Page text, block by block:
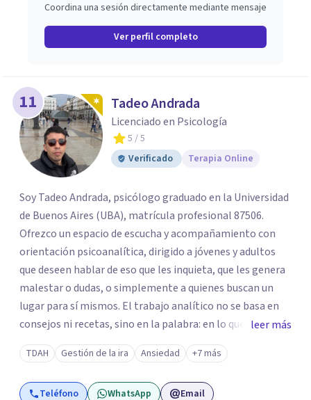
Coordina una sesión directamente mediante mensaje
Ver perfil completo
11 Tadeo Andrada
Licenciado en Psicología
5 / 5
Verificado
Terapia Online
Soy Tadeo Andrada, psicólogo graduado en la Universidad
de Buenos Aires (UBA), matrícula profesional 87506.
Ofrezco un espacio de escucha y acompañamiento con
orientación psicoanalítica, dirigido a jóvenes y adultos
que deseen hablar de eso que les inquieta, que les genera
malestar o dudas, o simplemente a quienes buscan un
lugar para sí mismos. El trabajo analítico no se basa en
consejos ni recetas, sino en la palabra: en lo que cada
quien puede decir de su historia, de su deseo, de su
malestar... En el encuentro con un analista se abre la
posibilidad de pensar de otro modo eso que hasta ahora
parecía sin salida.
leer más
TDAH Gestión de la ira Ansiedad +7 más
Teléfono WhatsApp Email